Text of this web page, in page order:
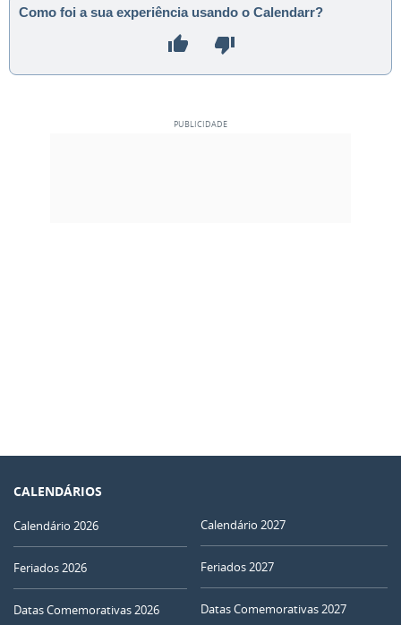
Como foi a sua experiência usando o Calendarr?
CALENDÁRIOS
Calendário 2026
Feriados 2026
Datas Comemorativas 2026
Calendário 2027
Feriados 2027
Datas Comemorativas 2027